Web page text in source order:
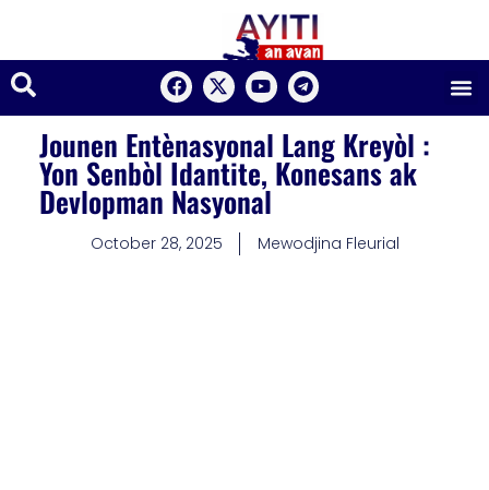
Jounen Entènasyonal Lang Kreyòl :
Yon Senbòl Idantite, Konesans ak
Devlopman Nasyonal
October 28, 2025 Mewodjina Fleurial